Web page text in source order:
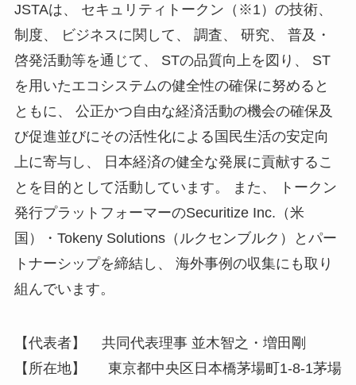
JSTAは、 セキュリティトークン（※1）の技術、
制度、 ビジネスに関して、 調査、 研究、 普及・
啓発活動等を通じて、 STの品質向上を図り、 ST
を用いたエコシステムの健全性の確保に努めると
ともに、 公正かつ自由な経済活動の機会の確保及
び促進並びにその活性化による国民生活の安定向
上に寄与し、 日本経済の健全な発展に貢献するこ
とを目的として活動しています。 また、 トークン
発行プラットフォーマーのSecuritize Inc.（米
国）・Tokeny Solutions（ルクセンブルク）とパー
トナーシップを締結し、 海外事例の収集にも取り
組んでいます。
【代表者】 共同代表理事 並木智之・増田剛
【所在地】 東京都中央区日本橋茅場町1-8-1茅場